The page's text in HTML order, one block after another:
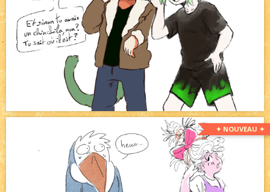
✦ NOUVEAU ✦